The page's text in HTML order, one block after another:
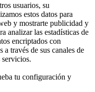
usuarios, su
estos datos para
y mostrarte publicidad y
analizar las estadísticas de
encriptados con
a través de sus canales de
tu configuración y